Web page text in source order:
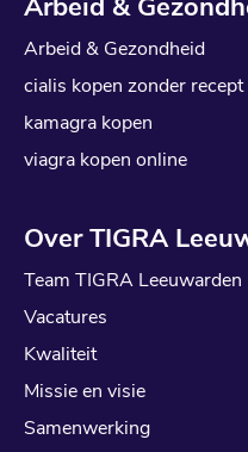
Arbeid & Gezondheid
cialis kopen zonder recept
kamagra kopen
viagra kopen online
Over TIGRA
Team TIGRA Leeuwarden
Vacatures
Kwaliteit
Missie en visie
Samenwerking